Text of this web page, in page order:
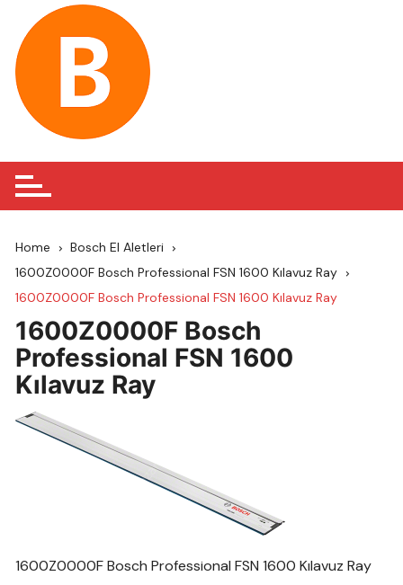
content
Home
Bosch El Aletleri
1600Z0000F Bosch Professional FSN 1600 Kılavuz Ray
1600Z0000F Bosch Professional FSN 1600 Kılavuz Ray
1600Z0000F Bosch
Professional FSN 1600
Kılavuz Ray
1600Z0000F Bosch Professional FSN 1600 Kılavuz Ray